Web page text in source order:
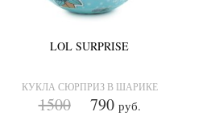
LOL SURPRISE
КУКЛА СЮРПРИЗ В ШАРИКЕ
1500790 руб.